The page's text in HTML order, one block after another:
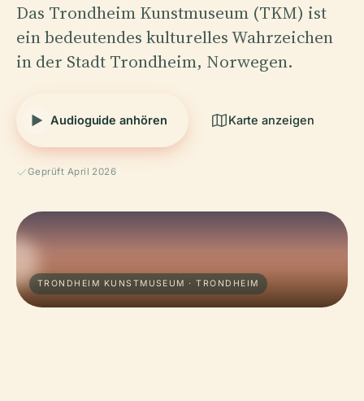
Das Trondheim Kunstmuseum (TKM) ist
ein bedeutendes kulturelles Wahrzeichen
in der Stadt Trondheim, Norwegen.
Audioguide anhören Karte anzeigen
Geprüft April 2026
TRONDHEIM KUNSTMUSEUM · TRONDHEIM